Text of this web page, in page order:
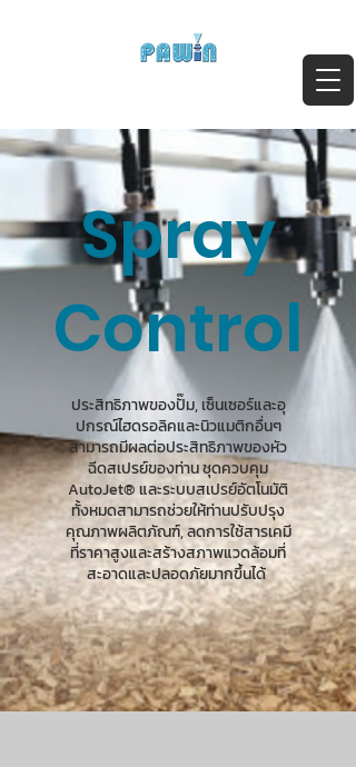
Spray
Control
ประสิทธิภาพของปั๊ม, เซ็นเซอร์และอุ
ปกรณ์ไฮดรอลิคและนิวแมติกอื่นๆ
สามารถมีผลต่อประสิทธิภาพของหัว
ฉีดสเปรย์ของท่าน ชุดควบคุม
AutoJet® และระบบสเปรย์อัตโนมัติ
ทั้งหมดสามารถช่วยให้ท่านปรับปรุง
คุณภาพผลิตภัณฑ์, ลดการใช้สารเคมี
ที่ราคาสูงและสร้างสภาพแวดล้อมที่
สะอาดและปลอดภัยมากขึ้นได้